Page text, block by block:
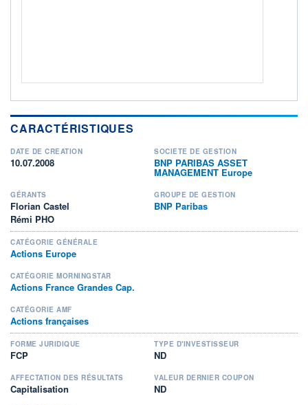
CARACTÉRISTIQUES
DATE DE CRÉATION
10.07.2008
SOCIÉTÉ DE GESTION
BNP PARIBAS ASSET
MANAGEMENT Europe
GÉRANTS
Florian Castel
Rémi PHO
GROUPE DE GESTION
BNP Paribas
CATÉGORIE GÉNÉRALE
Actions Europe
CATÉGORIE MORNINGSTAR
Actions France Grandes Cap.
CATÉGORIE AMF
Actions françaises
FORME JURIDIQUE
FCP
TYPE D'INVESTISSEUR
ND
AFFECTATION DES RÉSULTATS
Capitalisation
VALEUR DERNIER COUPON
ND